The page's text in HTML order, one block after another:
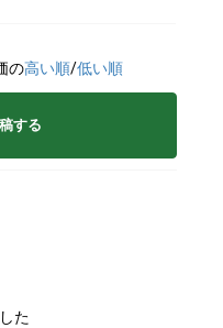
京丹波平井牛
の高い順/低い順
する
た